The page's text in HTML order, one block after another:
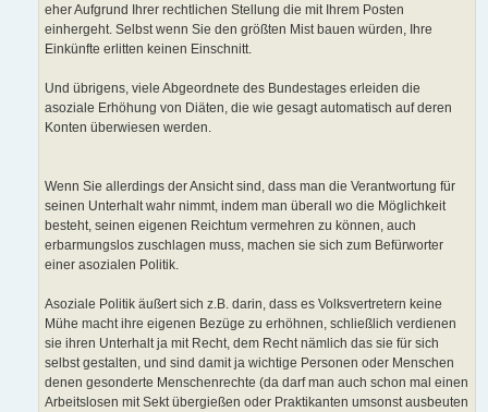
eher Aufgrund Ihrer rechtlichen Stellung die mit Ihrem Posten
einhergeht. Selbst wenn Sie den größten Mist bauen würden, Ihre
Einkünfte erlitten keinen Einschnitt.
Und übrigens, viele Abgeordnete des Bundestages erleiden die
asoziale Erhöhung von Diäten, die wie gesagt automatisch auf deren
Konten überwiesen werden.
Wenn Sie allerdings der Ansicht sind, dass man die Verantwortung für
seinen Unterhalt wahr nimmt, indem man überall wo die Möglichkeit
besteht, seinen eigenen Reichtum vermehren zu können, auch
erbarmungslos zuschlagen muss, machen sie sich zum Befürworter
einer asozialen Politik.
Asoziale Politik äußert sich z.B. darin, dass es Volksvertretern keine
Mühe macht ihre eigenen Bezüge zu erhöhnen, schließlich verdienen
sie ihren Unterhalt ja mit Recht, dem Recht nämlich das sie für sich
selbst gestalten, und sind damit ja wichtige Personen oder Menschen
denen gesonderte Menschenrechte (da darf man auch schon mal einen
Arbeitslosen mit Sekt übergießen oder Praktikanten umsonst ausbeuten